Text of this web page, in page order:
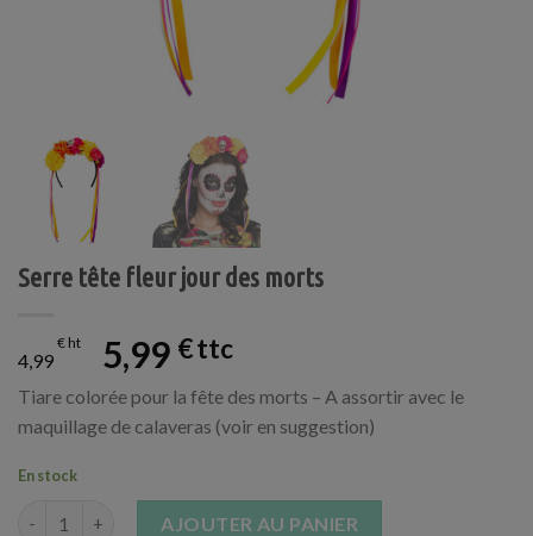
Serre tête fleur jour des morts
4,99
€ 5,99 €
Tiare colorée pour la fête des morts – A assortir avec le
maquillage de calaveras (voir en suggestion)
En stock
AJOUTER AU PANIER